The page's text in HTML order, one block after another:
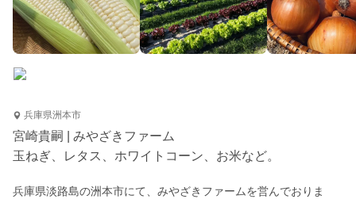
兵庫県洲本市
宮崎貴嗣 | みやざきファーム
玉ねぎ、レタス、ホワイトコーン、お米など。
兵庫県淡路島の洲本市にて、みやざきファームを営んでおりま